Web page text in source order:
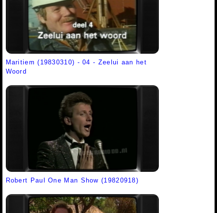
Maritiem (19830310) - 04 - Zeelui aan het
Woord
Robert Paul One Man Show (19820918)